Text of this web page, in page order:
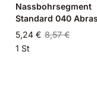
Nassbohrsegment
Standard 040
Asphalt, Schamotte
Sandstein
5,24 € 8,57 €
1 St